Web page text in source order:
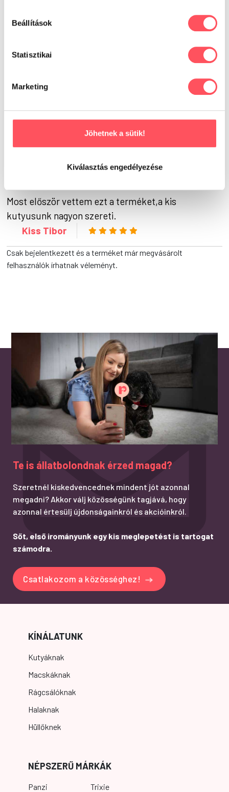
Beállítások
Statisztikai
Marketing
Jöhetnek a sütik!
Kiválasztás engedélyezése
véleményedet a Petguru közösségével!
Már másodjára rendeltem, de biztos hogy még sok
ondrejcsik.kati
Simon János
Most először vettem ezt a terméket,a kis
kutyusunk nagyon szereti.
Kiss Tibor
Csak bejelentkezett és a terméket már megvásárolt
felhasználók írhatnak véleményt.
Te is állatbolondnak érzed magad?
Szeretnél kiskedvencednek mindent jót azonnal
megadni? Akkor válj közösségünk tagjává, hogy
azonnal értesülj újdonságainkról és akcióinkról.
Sőt, első irományunk egy kis meglepetést is tartogat
számodra.
Csatlakozom a közösséghez!
KÍNÁLATUNK
Kutyáknak
Macskáknak
Rágcsálóknak
Halaknak
Hüllőknek
NÉPSZERŰ MÁRKÁK
Panzi
Trixie